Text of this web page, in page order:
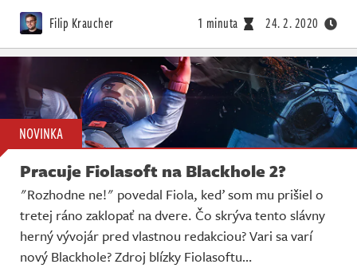
Filip Kraucher 1 minuta 24. 2. 2020
NOVINKA
Pracuje Fiolasoft na Blackhole 2?
"Rozhodne ne!" povedal Fiola, keď som mu prišiel o
tretej ráno zaklopať na dvere. Čo skrýva tento slávny
herný vývojár pred vlastnou redakciou? Vari sa varí
nový Blackhole? Zdroj blízky Fiolasoftu…